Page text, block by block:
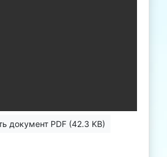
документ PDF (42.3 KB)